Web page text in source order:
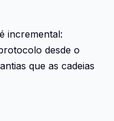
incremental:
desde o
que as cadeias